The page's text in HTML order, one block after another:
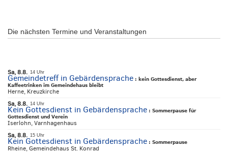
Die nächsten Termine und Veranstaltungen
Sa, 8.8. 14 Uhr
Gemeindetreff in Gebärdensprache : kein Gottesdienst, aber
Kaffeetrinken im Gemeindehaus bleibt
Herne, Kreuzkirche
Sa, 8.8. 14 Uhr
Kein Gottesdienst in Gebärdensprache : Sommerpause für
Gottesdienst und Verein
Iserlohn, Varnhagenhaus
Sa, 8.8. 15 Uhr
Kein Gottesdienst in Gebärdensprache : Sommerpause
Rheine, Gemeindehaus St. Konrad